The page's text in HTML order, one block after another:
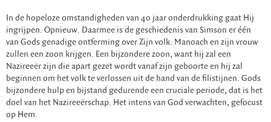
In de hopeloze omstandigheden van 40 jaar onderdrukking gaat Hij
ingrijpen. Opnieuw. Daarmee is de geschiedenis van Simson er één
van Gods genadige ontferming over Zijn volk. Manoach en zijn vrouw
zullen een zoon krijgen. Een bijzondere zoon, want hij zal een
Nazireeër zijn die apart gezet wordt vanaf zijn geboorte en hij zal
beginnen om het volk te verlossen uit de hand van de filistijnen. Gods
bijzondere hulp en bijstand gedurende een cruciale periode, dat is het
doel van het Nazireeërschap. Het intens van God verwachten, gefocust
op Hem.